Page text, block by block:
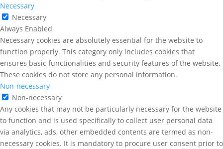
Necessary
Necessary
Always Enabled
Necessary cookies are absolutely essential for the website to
function properly. This category only includes cookies that
ensures basic functionalities and security features of the website.
These cookies do not store any personal information.
Non-necessary
Non-necessary
Any cookies that may not be particularly necessary for the website
to function and is used specifically to collect user personal data
via analytics, ads, other embedded contents are termed as non-
necessary cookies. It is mandatory to procure user consent prior to